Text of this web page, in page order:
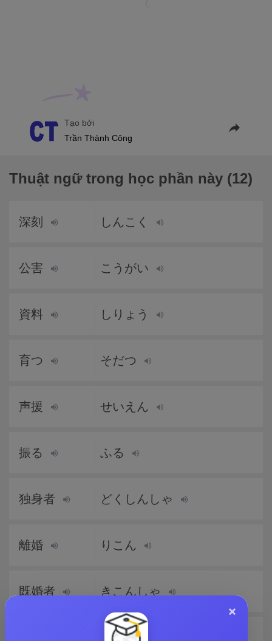
Tạo bởi
Trần Thành Công
Thuật ngữ trong học phần này (12)
深刻 しんこく
公害 こうがい
資料 しりょう
育つ そだつ
声援 せいえん
振る ふる
独身者 どくしんしゃ
離婚 りこん
既婚者 きこんしゃ
はかい
×